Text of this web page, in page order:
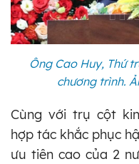
Ông Cao Huy, Thứ
chương trình.
Cùng với trụ cột
hợp tác khắc phục
ưu tiên cao của 2